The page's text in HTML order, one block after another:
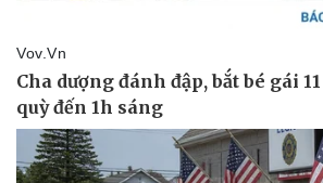
Sản phụ khoa
Nhi khoa
Nam khoa
Làm đẹp - giảm cân
Phòng mạch online
Ăn sạch sống khỏe
Nhà đẹp